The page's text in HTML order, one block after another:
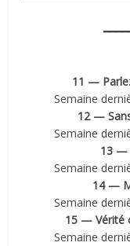
11 —
Semaine
12 —
Semaine
13 —
Semaine
14 —
Semaine
15 — Vérité
Semaine